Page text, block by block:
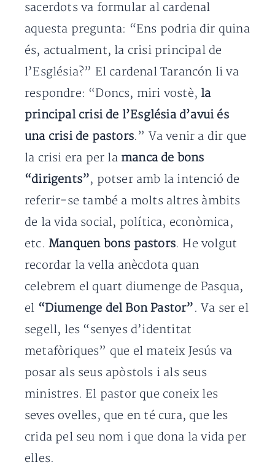
sacerdots va formular al cardenal
aquesta pregunta: “Ens podria dir quina
és, actualment, la crisi principal de
l’Església?” El cardenal Tarancón li va
respondre: “Doncs, miri vostè, la
principal crisi de l’Església d’avui és
una crisi de pastors.” Va venir a dir que
la crisi era per la manca de bons
“dirigents”, potser amb la intenció de
referir-se també a molts altres àmbits
de la vida social, política, econòmica,
etc. Manquen bons pastors. He volgut
recordar la vella anècdota quan
celebrem el quart diumenge de Pasqua,
el “Diumenge del Bon Pastor”. Va ser el
segell, les “senyes d’identitat
metafòriques” que el mateix Jesús va
posar als seus apòstols i als seus
ministres. El pastor que coneix les
seves ovelles, que en té cura, que les
crida pel seu nom i que dona la vida per
elles.